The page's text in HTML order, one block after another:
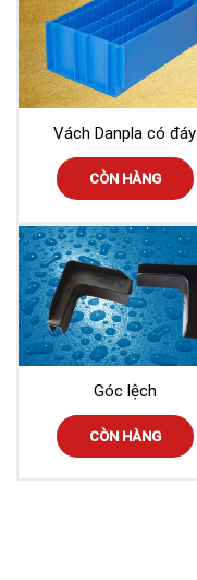
Vách Danpla có đáy
CÒN HÀNG
Góc lệch
CÒN HÀNG